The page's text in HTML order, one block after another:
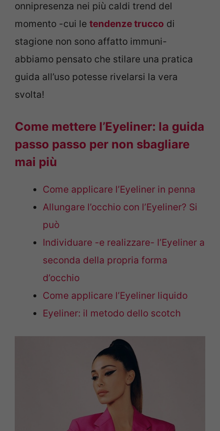
onnipresenza nei più caldi trend del
momento -cui le tendenze trucco di
stagione non sono affatto immuni-
abbiamo pensato che stilare una pratica
guida all’uso potesse rivelarsi la vera
svolta!
Come mettere l’Eyeliner: la guida
passo passo per non sbagliare
mai più
Come applicare l’Eyeliner in penna
Allungare l’occhio con l’Eyeliner? Si
può
Individuare -e realizzare- l’Eyeliner a
seconda della propria forma
d’occhio
Come applicare l’Eyeliner liquido
Eyeliner: il metodo dello scotch